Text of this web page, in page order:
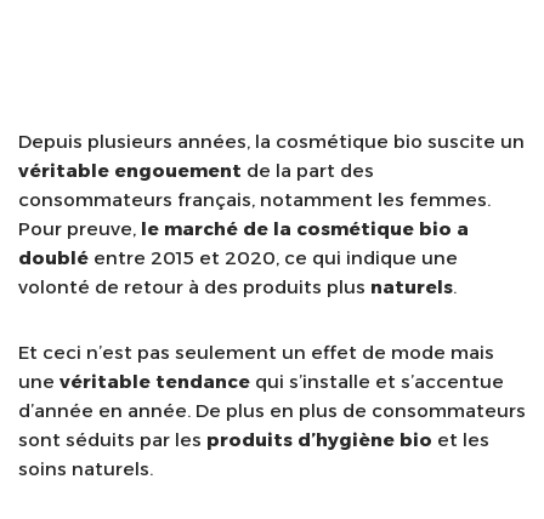
Depuis plusieurs années, la cosmétique bio suscite un
véritable engouement de la part des
consommateurs français, notamment les femmes.
Pour preuve, le marché de la cosmétique bio a
doublé entre 2015 et 2020, ce qui indique une
volonté de retour à des produits plus naturels.
Et ceci n’est pas seulement un effet de mode mais
une véritable tendance qui s’installe et s’accentue
d’année en année. De plus en plus de consommateurs
sont séduits par les produits d’hygiène bio et les
soins naturels.